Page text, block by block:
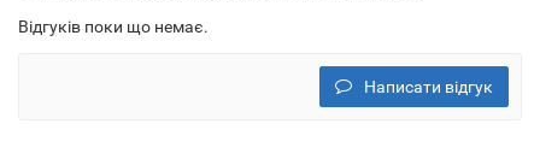
Відгуків поки що немає.
Написати відгук